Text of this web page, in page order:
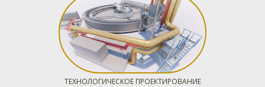
ТЕХНОЛОГИЧЕСКОЕ ПРОЕКТИРОВАНИЕ